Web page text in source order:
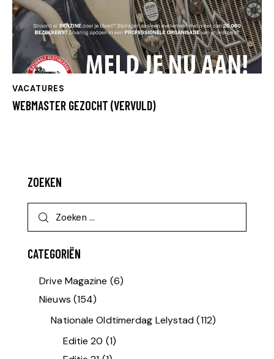
VACATURES
WEBMASTER GEZOCHT (VERVULD)
ZOEKEN
CATEGORIËN
Drive Magazine (6)
Nieuws (154)
Nationale Oldtimerdag Lelystad(112)
Editie 20 (1)